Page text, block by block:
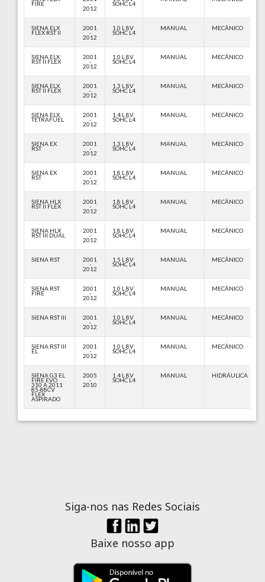
FIRE -
2012
SOHC L4
SIENA ELX
FLEX RST II
2001
-
2012
1.0 L 8V
SOHC L4
MANUAL MECÂNICO
SIENA ELX
RST II FLEX
2001
-
2012
1.0 L 8V
SOHC L4
MANUAL MECÂNICO
SIENA ELX
RST II FLEX
2001
-
2012
1.3 L 8V
SOHC L4
MANUAL MECÂNICO
SIENA ELX
TETRAFUEL
2001
-
2012
1.4 L 8V
SOHC L4
MANUAL MECÂNICO
SIENA EX
RST
2001
-
2012
1.3 L 8V
SOHC L4
MANUAL MECÂNICO
SIENA EX
RST
2001
-
2012
1.8 L 8V
SOHC L4
MANUAL MECÂNICO
SIENA HLX
RST II FLEX
2001
-
2012
1.8 L 8V
SOHC L4
MANUAL MECÂNICO
SIENA HLX
RST III DUAL
2001
-
2012
1.8 L 8V
SOHC L4
MANUAL MECÂNICO
SIENA RST 2001
-
2012
1.5 L 8V
SOHC L4
MANUAL MECÂNICO
SIENA RST
FIRE
2001
-
2012
1.0 L 8V
SOHC L4
MANUAL MECÂNICO
SIENA RST III 2001
-
2012
1.0 L 8V
SOHC L4
MANUAL MECÂNICO
SIENA RST III
EL
2001
-
2012
1.0 L 8V
SOHC L4
MANUAL MECÂNICO
SIENA G3 EL
FIRE EVO
310 A 2011
85-88CV
FLEX
ASPIRADO
2005
-
2010
1.4 L 8V
SOHC L4
MANUAL HIDRÁULICA
Siga-nos nas Redes Sociais
Baixe nosso app